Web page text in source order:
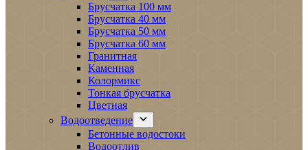
Брусчатка 100 мм
Брусчатка 40 мм
Брусчатка 50 мм
Брусчатка 60 мм
Гранитная
Каменная
Колормикс
Тонкая брусчатка
Цветная
Водоотведение
Бетонные водостоки
Водоотлив